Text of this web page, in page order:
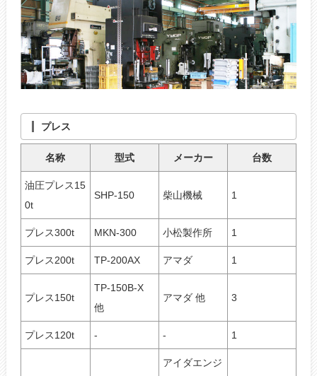
プレス
名称 型式 メーカー 台数
油圧プレス15
0t
SHP-150 柴山機械 1
プレス300t MKN-300 小松製作所 1
プレス200t TP-200AX アマダ 1
プレス150t
TP-150B-X
他
アマダ 他 3
プレス120t - - 1
アイダエンジ